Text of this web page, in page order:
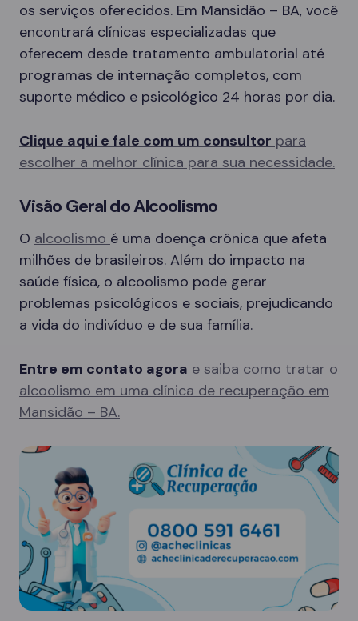
os serviços oferecidos. Em Mansidão – BA, você
encontrará clínicas especializadas que
oferecem desde tratamento ambulatorial até
programas de internação completos, com
suporte médico e psicológico 24 horas por dia.
Clique aqui e fale com um consultor para
escolher a melhor clínica para sua necessidade.
Visão Geral do Alcoolismo
O alcoolismo é uma doença crônica que afeta
milhões de brasileiros. Além do impacto na
saúde física, o alcoolismo pode gerar
problemas psicológicos e sociais, prejudicando
a vida do indivíduo e de sua família.
Entre em contato agora e saiba como tratar o
alcoolismo em uma clínica de recuperação em
Mansidão – BA.